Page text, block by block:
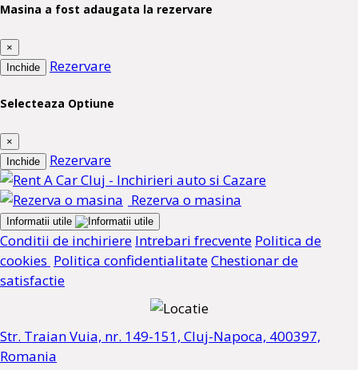
Masina a fost adaugata la rezervare
×
Inchide
Rezervare
Selecteaza Optiune
×
Inchide
Rezervare
Rezerva o masina
Informatii utile
Conditii de inchiriere Intrebari frecvente Politica de
cookies Politica confidentialitateChestionar de
satisfactie
Str. Traian Vuia, nr. 149-151, Cluj-Napoca, 400397,
Romania